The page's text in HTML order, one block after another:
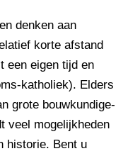
denken aan
korte afstand
een eigen tijd en
katholiek). Elders
grote bouwkundige-
veel mogelijkheden
historie. Bent u